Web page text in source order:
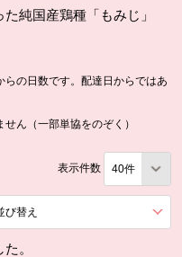
純国産鶏種「もみじ」
の日数です。配達日からではあ
ん（一部単協をのぞく）
表示件数
び替え
。